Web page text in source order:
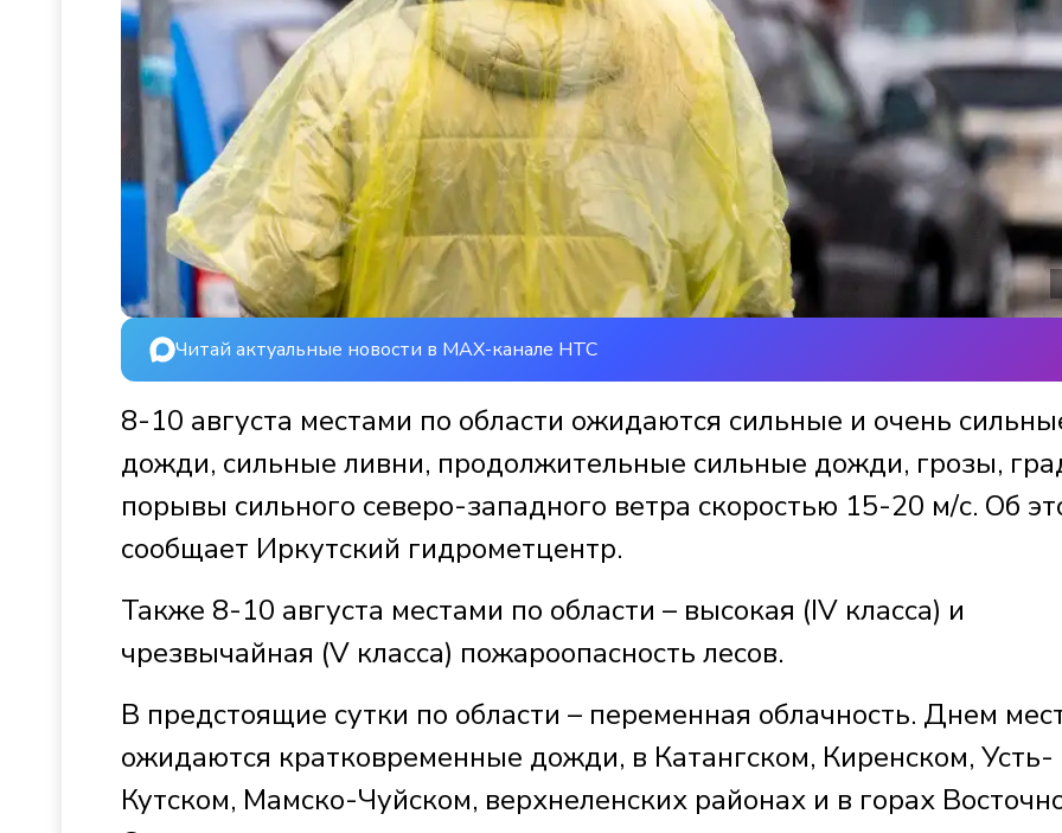
Читай актуальные новости в MAX-канале НТС
8-10 августа местами по области ожидаются сильные и очень
дожди, сильные ливни, продолжительные сильные дожди, грозы,
порывы сильного северо-западного ветра скоростью 15-20 м/с. Об
сообщает Иркутский гидрометцентр.
Также 8-10 августа местами по области – высокая (IV класса) и
чрезвычайная (V класса) пожароопасность лесов.
В предстоящие сутки по области – переменная облачность. Днем
ожидаются кратковременные дожди, в Катангском, Киренском, Усть-
Кутском, Мамско-Чуйском, верхнеленских районах и в горах